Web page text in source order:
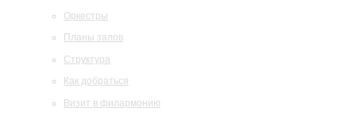
Оркестры
Планы залов
Структура
Как добраться
Визит в филармонию